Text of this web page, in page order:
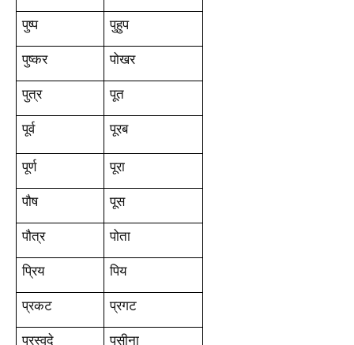
पुष्प पुहुप
पुष्कर पोखर
पुत्र पूत
पूर्व पूरब
पूर्ण पूरा
पौष पूस
पौत्र पोता
प्रिय पिय
प्रकट प्रगट
प्रस्वदे पसीना